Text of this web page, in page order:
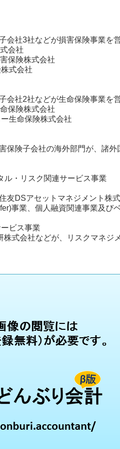
会社3社などが損害保険事業を
会社
保険株式会社
式会社
会社2社などが生命保険事業を
保険株式会社
生命保険株式会社
保険子会社の海外部門が、諸
ル・リスク関連サービス事業
友DSアセットマネジメント株
事業、個人融資関連事業及び
ビス事業
式会社などが、リスクマネジ